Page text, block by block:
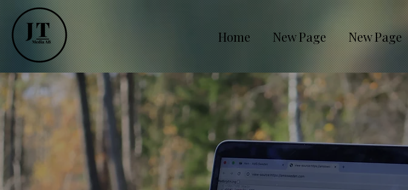
Home New Page New Page